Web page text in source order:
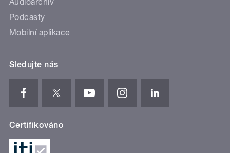
Podcasty
Mobilní aplikace
Sledujte nás
Certifikováno